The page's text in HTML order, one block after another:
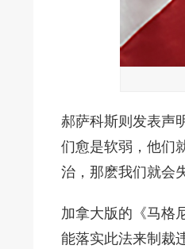
郝萨科斯则发表声
们愈是软弱，他们
治，那麽我们就会
加拿大版的《马格
能落实此法来制裁